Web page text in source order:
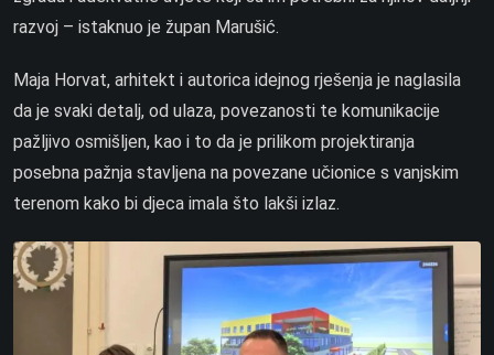
razvoj – istaknuo je župan Marušić.
Maja Horvat, arhitekt i autorica idejnog rješenja je naglasila
da je svaki detalj, od ulaza, povezanosti te komunikacije
pažljivo osmišljen, kao i to da je prilikom projektiranja
posebna pažnja stavljena na povezane učionice s vanjskim
terenom kako bi djeca imala što lakši izlaz.